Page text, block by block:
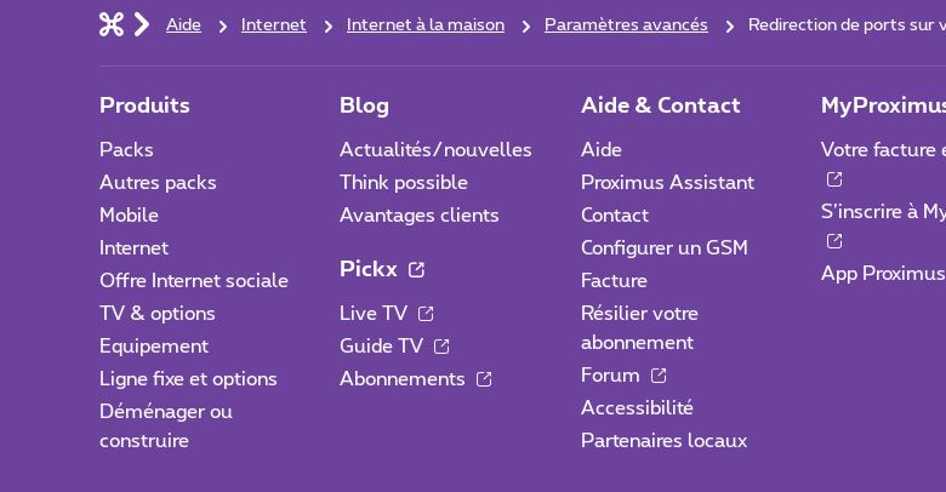
Aide Internet Internet à la maison Paramètres avancés Redirection de ports sur
Produits
Packs
Autres packs
Mobile
Internet
Offre Internet sociale
TV & options
Equipement
Ligne fixe et options
Déménager ou
construire
Blog
Actualités/nouvelles
Think possible
Avantages clients
Pickx
Live TV
Guide TV
Abonnements
Aide & Contact
Aide
Proximus Assistant
Contact
Configurer un GSM
Facture
Résilier votre
abonnement
Forum
Accessibilité
Partenaires locaux
Votre facture
S’inscrire à
App